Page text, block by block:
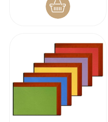
KOSZYKA